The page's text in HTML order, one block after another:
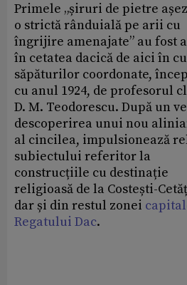
Primele „șiruri de pietre
o strictă rânduială pe arii cu
îngrijire amenajate” au fost
în cetatea dacică de aici în
săpăturilor coordonate,
cu anul 1924, de profesorul
D. M. Teodorescu. După un
descoperirea unui nou
al cincilea, impulsionează
subiectului referitor la
construcțiile cu destinație
religioasă de la Costești-
dar și din restul zonei
Regatului Dac.